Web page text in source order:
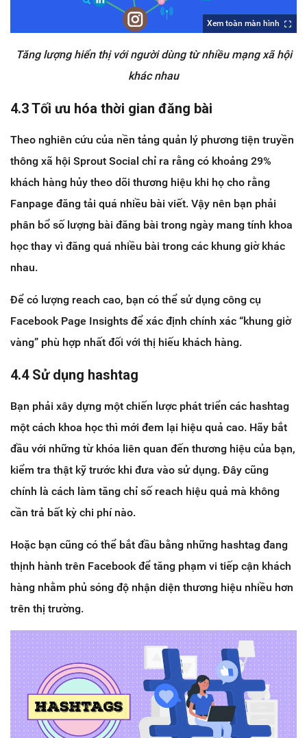
Xem toàn màn hình
Tăng lượng hiển thị với người dùng từ nhiều mạng xã hội
khác nhau
4.3 Tối ưu hóa thời gian đăng bài
Theo nghiên cứu của nền tảng quản lý phương tiện truyền
thông xã hội Sprout Social chỉ ra rằng có khoảng 29%
khách hàng hủy theo dõi thương hiệu khi họ cho rằng
Fanpage đăng tải quá nhiều bài viết. Vậy nên bạn phải
phân bổ số lượng bài đăng bài trong ngày mang tính khoa
học thay vì đăng quá nhiều bài trong các khung giờ khác
nhau.
Để có lượng reach cao, bạn có thể sử dụng công cụ
Facebook Page Insights để xác định chính xác “khung giờ
vàng” phù hợp nhất đối với thị hiếu khách hàng.
4.4 Sử dụng hashtag
Bạn phải xây dựng một chiến lược phát triển các hashtag
một cách khoa học thì mới đem lại hiệu quả cao. Hãy bắt
đầu với những từ khóa liên quan đến thương hiệu của bạn,
kiểm tra thật kỹ trước khi đưa vào sử dụng. Đây cũng
chính là cách làm tăng chỉ số reach hiệu quả mà không
cần trả bất kỳ chi phí nào.
Hoặc bạn cũng có thể bắt đầu bằng những hashtag đang
thịnh hành trên Facebook để tăng phạm vi tiếp cận khách
hàng nhằm phủ sóng độ nhận diện thương hiệu nhiều hơn
trên thị trường.